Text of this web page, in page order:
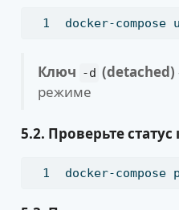
docker-compose
Ключ -d (detached)
режиме
5.2. Проверьте
docker-compose